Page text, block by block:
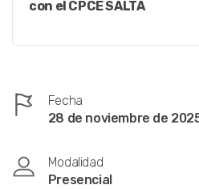
con el CPCE SALTA
Fecha
28 de noviembre de
Modalidad
Presencial